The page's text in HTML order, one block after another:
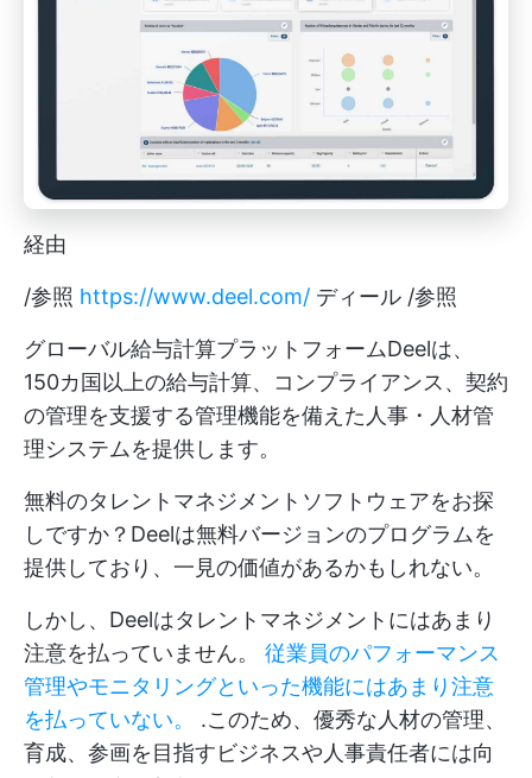
経由
/参照 https://www.deel.com/ ディール /参照
グローバル給与計算プラットフォームDeelは、
150カ国以上の給与計算、コンプライアンス、契約
の管理を支援する管理機能を備えた人事・人材管
理システムを提供します。
無料のタレントマネジメントソフトウェアをお探
しですか？Deelは無料バージョンのプログラムを
提供しており、一見の価値があるかもしれない。
しかし、Deelはタレントマネジメントにはあまり
注意を払っていません。 従業員のパフォーマンス
管理やモニタリングといった機能にはあまり注意
を払っていない。
.このため、優秀な人材の管理、
育成、参画を目指すビジネスや人事責任者には向